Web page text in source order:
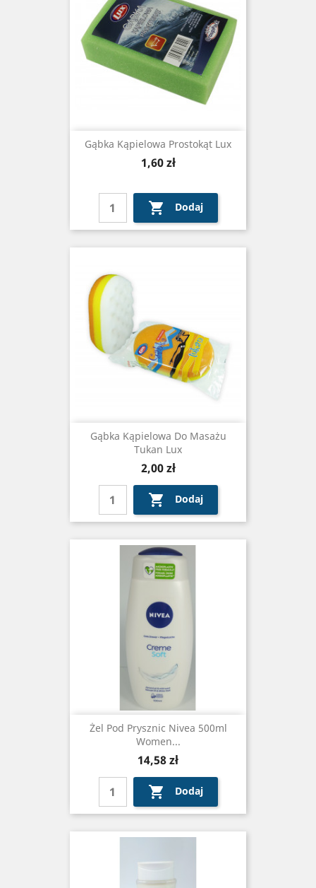
Gąbka Kąpielowa Prostokąt Lux
Cena
1,60 zł
 Dodaj
Gąbka Kąpielowa Do Masażu
Tukan Lux
Cena
2,00 zł
 Dodaj
Żel Pod Prysznic Nivea 500ml
Women...
Cena
14,58 zł
 Dodaj